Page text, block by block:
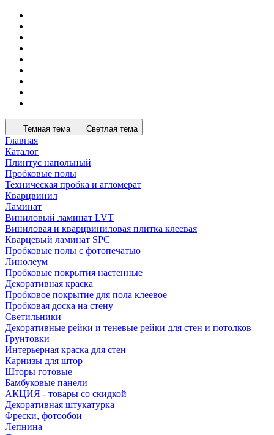
Темная тема Светлая тема
Главная
Каталог
Плинтус напольный
Пробковые полы
Техническая пробка и агломерат
Кварцвинил
Ламинат
Виниловый ламинат LVT
Виниловая и кварцвиниловая плитка клеевая
Кварцевый ламинат SPC
Пробковые полы с фотопечатью
Линолеум
Пробковые покрытия настенные
Декоративная краска
Пробковое покрытие для пола клеевое
Пробковая доска на стену
Светильники
Декоративные рейки и теневые рейки для стен и потолков
Грунтовки
Интерьерная краска для стен
Карнизы для штор
Шторы готовые
Бамбуковые панели
АКЦИЯ - товары со скидкой
Декоративная штукатурка
Фрески, фотообои
Лепнина